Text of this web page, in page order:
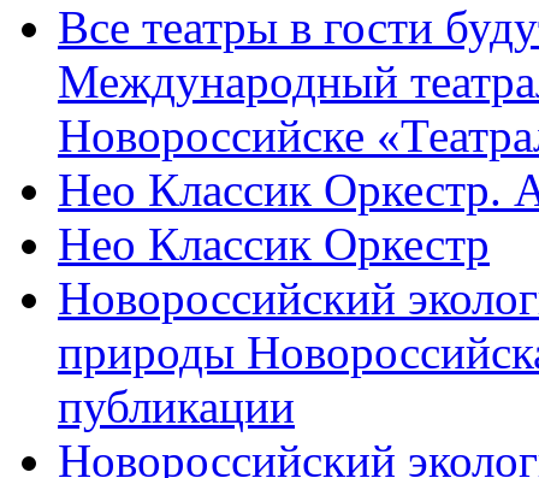
Все театры в гости
Международный
Новороссийске
Нео Классик Оркестр.
Нео Классик Оркестр
Новороссийский
природы
публикации
Новороссийский